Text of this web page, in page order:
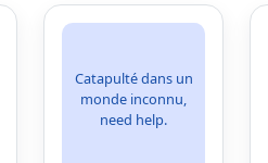
Catapulté dans un
monde inconnu,
need help.